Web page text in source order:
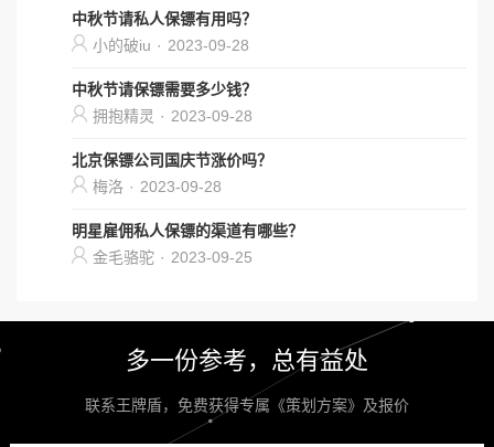
中秋节请私人保镖有用吗？
小的破iu · 2023-09-28
中秋节请保镖需要多少钱？
拥抱精灵 · 2023-09-28
北京保镖公司国庆节涨价吗？
梅洛 · 2023-09-28
明星雇佣私人保镖的渠道有哪些？
金毛骆驼 · 2023-09-25
多一份参考，总有益处
联系王牌盾，免费获得专属《策划方案》及报价